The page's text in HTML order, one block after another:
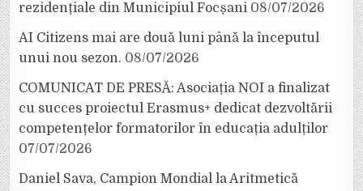
rezidențiale din Municipiul Focșani 08/07/2026
AI Citizens mai are două luni până la începutul
unui nou sezon. 08/07/2026
COMUNICAT DE PRESĂ: Asociația NOI a finalizat
cu succes proiectul Erasmus+ dedicat dezvoltării
competențelor formatorilor în educația adulților
07/07/2026
Daniel Sava, Campion Mondial la Aritmetică